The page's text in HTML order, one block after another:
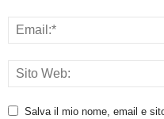
Salva il mio nome, email e